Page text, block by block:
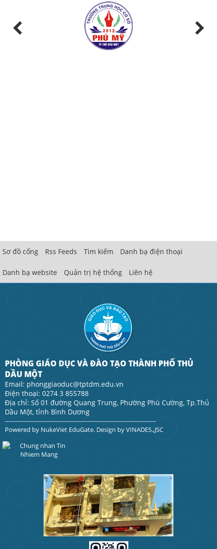
Sơ đồ cổng Rss Feeds Tìm kiếm Danh bạ điện thoại
Danh bạ website Quản trị hệ thống Liên hệ
PHÒNG GIÁO DỤC VÀ ĐÀO TẠO THÀNH PHỐ THỦ
DẦU MỘT
Email: phonggiaoduc@tptdm.edu.vn
Điện thoại: 0274 3 855788
Địa chỉ: Số 01 đường Quang Trung, Phường Phú Cường, Tp.Thủ
Dầu Một, tỉnh Bình Dương
------------------------------------------------------------------------------
Powered by NukeViet EduGate. Design byVINADES.,JSC